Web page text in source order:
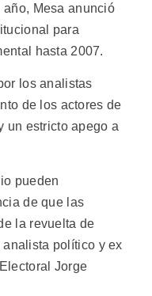
Mesa anunció
para
hasta 2007.
los analistas
de los actores de
un estricto apego a
pueden
de que las
la revuelta de
político y ex
Jorge